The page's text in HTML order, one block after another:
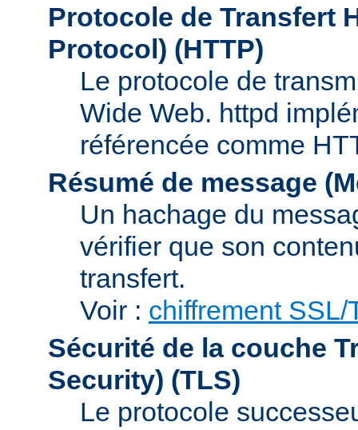
Protocole de Transfert
Protocol) (HTTP)
Le protocole de
Wide Web. httpd
référencée comme
Résumé de message
Un hachage du
vérifier que son
transfert.
Voir : chiffrement SSL/
Sécurité de la couche
Security) (TLS)
Le protocole